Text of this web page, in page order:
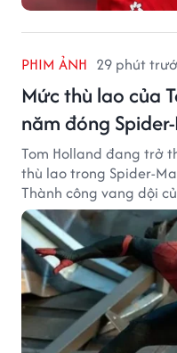
PHIM ẢNH 29 phút
Mức thù lao của
năm đóng
Tom Holland đang trở
thù lao trong Spider-
Thành công vang dội
trình thăng hạng đáng
một thập kỷ gắn bó với